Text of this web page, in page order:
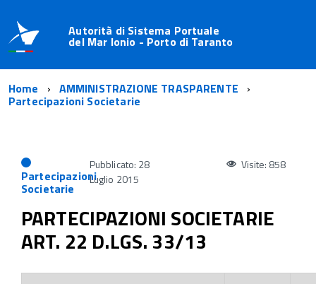
Autorità di Sistema Portuale
del Mar Ionio - Porto di Taranto
Home AMMINISTRAZIONE TRASPARENTE
Partecipazioni Societarie
Partecipazioni
Societarie
Pubblicato: 28
Luglio 2015
Visite: 858
PARTECIPAZIONI SOCIETARIE
ART. 22 D.LGS. 33/13